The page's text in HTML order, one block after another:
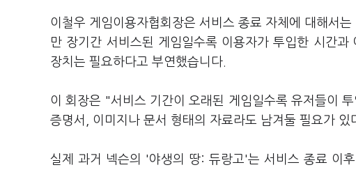
이철우 게임이용자협회장은 서비스 종료 자체에 대해서
만 장기간 서비스된 게임일수록 이용자가 투입한 시간
장치는 필요하다고 부연했습니다.
이 회장은 "서비스 기간이 오래된 게임일수록 유저들이
증명서, 이미지나 문서 형태의 자료라도 남겨둘 필요가 있
실제 과거 넥슨의 '야생의 땅: 듀랑고'는 서비스 종료 이